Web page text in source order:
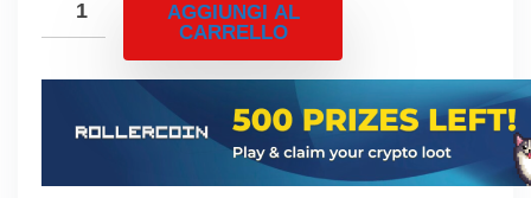
AGGIUNGI AL
CARRELLO